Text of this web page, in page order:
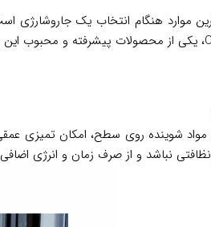
موارد هنگام انتخاب یک جاروشارژی
شوینده روی سطح، امکان تمیزی
نظافتی نباشد و از صرف زمان و